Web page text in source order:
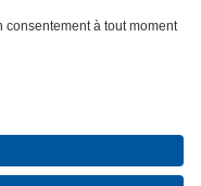
Médias sociaux